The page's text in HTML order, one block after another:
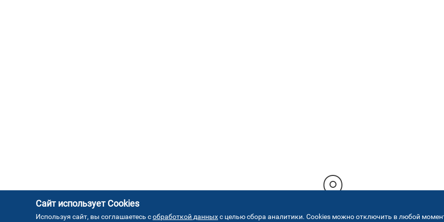
Сайт использует Cookies
Используя сайт, вы соглашаетесь собработкой данныхс целью сбора аналитики. Cookies можно отключить в любой